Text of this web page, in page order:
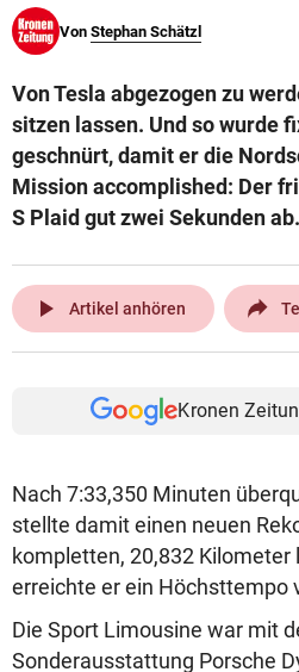
Von Stephan Schätzl
Von Tesla abgezogen zu
sitzen lassen. Und so wurde
geschnürt, damit er die
Mission accomplished: Der
S Plaid gut zwei Sekunden ab.
play_arrow Artikel anhören
Kronen
Nach 7:33,350 Minuten
stellte damit einen neuen
kompletten, 20,832
erreichte er ein Höchsttempo
Die Sport Limousine war mit
Sonderausstattung Porsche